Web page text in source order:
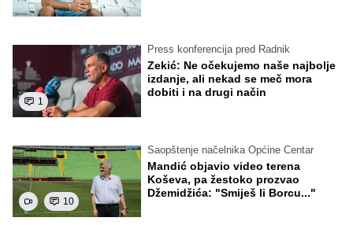
1
Press konferencija pred Radnik
Zekić: Ne očekujemo naše najbolje
izdanje, ali nekad se meč mora
dobiti i na drugi način
10
Saopštenje načelnika Općine Centar
Mandić objavio video terena
Koševa, pa žestoko prozvao
Džemidžića: "Smiješ li Borcu..."